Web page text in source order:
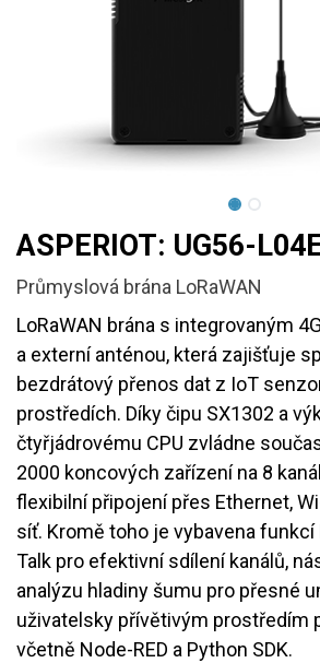
ASPERIOT: UG56-
Průmyslová brána LoRaWAN
LoRaWAN brána s integrovaným
a externí anténou, která zajišťuje
bezdrátový přenos dat z IoT
prostředích. Díky čipu SX1302 a
čtyřjádrovému CPU zvládne
2000 koncových zařízení na 8
flexibilní připojení přes Ethernet,
síť. Kromě toho je vybavena
Talk pro efektivní sdílení kanálů,
analýzu hladiny šumu pro přesné
uživatelsky přívětivým prostředím
včetně Node-RED a Python SDK.